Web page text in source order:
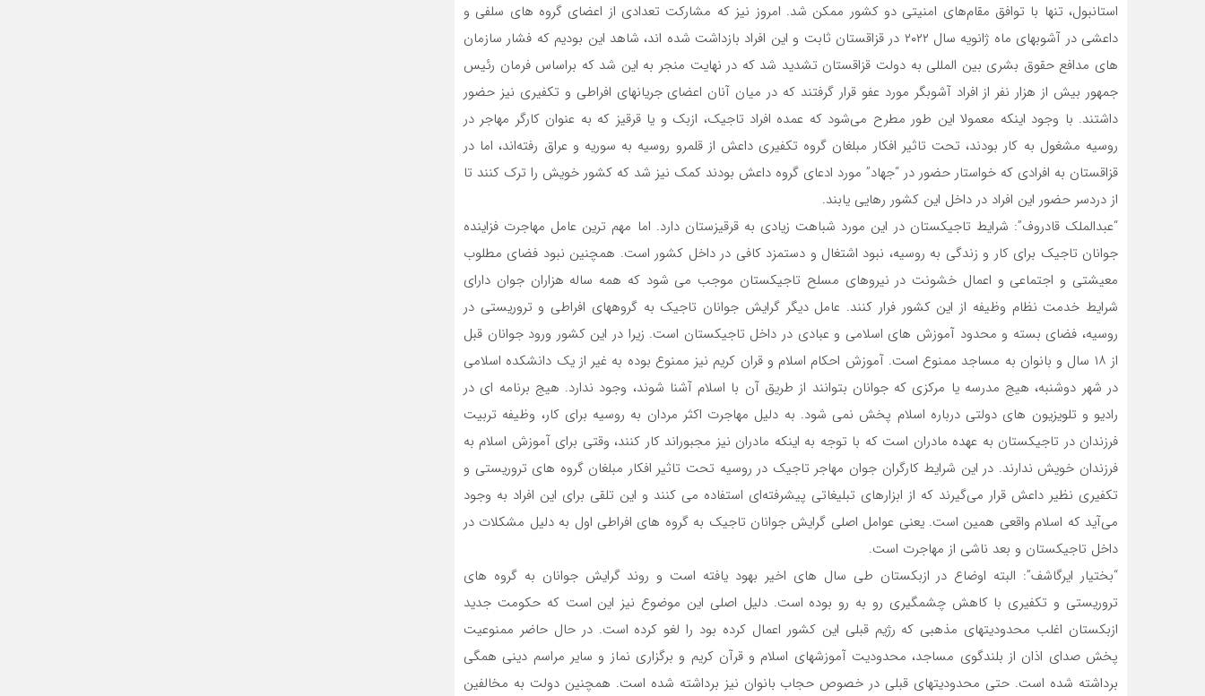
استانبول، تنها با توافق مقام‌های امنیتی دو کشور ممکن شد. امروز نیز که مشارکت تعدادی از اعضای گروه های سلفی و
داعشی در آشوبهای ماه ژانویه سال ۲۰۲۲ در قزاقستان ثابت و این افراد بازداشت شده اند، شاهد این بودیم که فشار سازمان
های مدافع حقوق بشری بین المللی به دولت قزاقستان تشدید شد که در نهایت منجر به این شد که براساس فرمان رئیس
جمهور بیش از هزار نفر از افراد آشوبگر مورد عفو قرار گرفتند که در میان آنان اعضای جریانهای افراطی و تکفیری نیز حضور
داشتند. با وجود اینکه معمولا این طور مطرح می‌شود که عمده افراد تاجیک، ازبک و یا قرقیز که به عنوان کارگر مهاجر در
روسیه مشغول به کار بودند، تحت تاثیر افکار مبلغان گروه تکفیری داعش از قلمرو روسیه به سوریه و عراق رفته‌اند، اما در
قزاقستان به افرادی که خواستار حضور در “جهاد” مورد ادعای گروه داعش بودند کمک نیز شد که کشور خویش را ترک کنند تا
از دردسر حضور این افراد در داخل این کشور رهایی یابند.
“عبدالملک قادروف”: شرایط تاجیکستان در این مورد شباهت زیادی به قرقیزستان دارد. اما مهم ترین عامل مهاجرت فزاینده
جوانان تاجیک برای کار و زندگی به روسیه، نبود اشتغال و دستمزد کافی در داخل کشور است. همچنین نبود فضای مطلوب
معیشتی و اجتماعی و اعمال خشونت در نیروهای مسلح تاجیکستان موجب می شود که همه ساله هزاران جوان دارای
شرایط خدمت نظام وظیفه از این کشور فرار کنند. عامل دیگر گرایش جوانان تاجیک به گروههای افراطی و تروریستی در
روسیه، فضای بسته و محدود آموزش های اسلامی و عبادی در داخل تاجیکستان است. زیرا در این کشور ورود جوانان قبل
از ۱۸ سال و بانوان به مساجد ممنوع است. آموزش احکام اسلام و قران کریم نیز ممنوع بوده به غیر از یک دانشکده اسلامی
در شهر دوشنبه، هیج مدرسه یا مرکزی که جوانان بتوانند از طریق آن با اسلام آشنا شوند، وجود ندارد. هیج برنامه ای در
رادیو و تلویزیون های دولتی درباره اسلام پخش نمی شود. به دلیل مهاجرت اکثر مردان به روسیه برای کار، وظیفه تربیت
فرزندان در تاجیکستان به عهده مادران است که با توجه به اینکه مادران نیز مجبوراند کار کنند، وقتی برای آموزش اسلام به
فرزندان خویش ندارند. در این شرایط کارگران جوان مهاجر تاجیک در روسیه تحت تاثیر افکار مبلغان گروه های تروریستی و
تکفیری نظیر داعش قرار می‌گیرند که از ابزارهای تبلیغاتی پیشرفته‌ای استفاده می کنند و این تلقی برای این افراد به وجود
می‌آید که اسلام واقعی همین است. یعنی عوامل اصلی گرایش جوانان تاجیک به گروه های افراطی اول به دلیل مشکلات در
داخل تاجیکستان و بعد ناشی از مهاجرت است.
“بختیار ایرگاشف”: البته اوضاع در ازبکستان طی سال های اخیر بهود یافته است و روند گرایش جوانان به گروه های
تروریستی و تکفیری با کاهش چشمگیری رو به رو بوده است. دلیل اصلی این موضوع نیز این است که حکومت جدید
ازبکستان اغلب محدودیتهای مذهبی که رژیم قبلی این کشور اعمال کرده بود را لغو کرده است. در حال حاضر ممنوعیت
پخش صدای اذان از بلندگوی مساجد، محدودیت آموزشهای اسلام و قرآن کریم و برگزاری نماز و سایر مراسم دینی همگی
برداشته شده است. حتی محدودیتهای قبلی در خصوص حجاب بانوان نیز برداشته شده است. همچنین دولت به مخالفین